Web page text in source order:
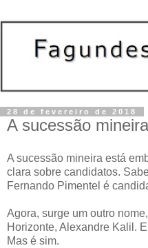
28 de fevereiro de 2018
A sucessão
A sucessão mineira está
clara sobre candidatos.
Fernando Pimentel é
Agora, surge um outro
Horizonte, Alexandre Kalil.
Mas é sim.